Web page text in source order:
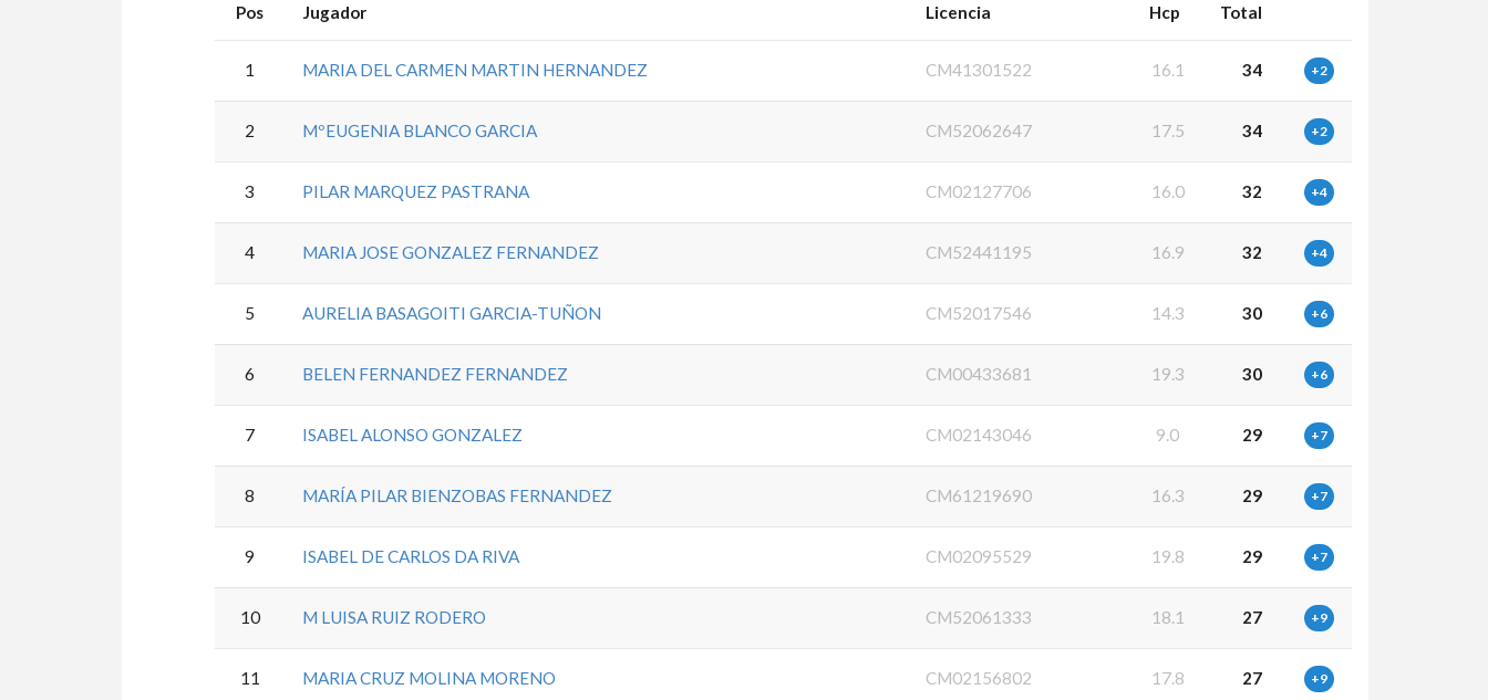
Pos Jugador Licencia Hcp Total
1 MARIA DEL CARMEN MARTIN HERNANDEZ CM41301522 16.1 34 +2
2 MºEUGENIA BLANCO GARCIA CM52062647 17.5 34 +2
3 PILAR MARQUEZ PASTRANA CM02127706 16.0 32 +4
4 MARIA JOSE GONZALEZ FERNANDEZ CM52441195 16.9 32 +4
5 AURELIA BASAGOITI GARCIA-TUÑON CM52017546 14.3 30 +6
6 BELEN FERNANDEZ FERNANDEZ CM00433681 19.3 30 +6
7 ISABEL ALONSO GONZALEZ CM02143046 9.0 29 +7
8 MARÍA PILAR BIENZOBAS FERNANDEZ CM61219690 16.3 29 +7
9 ISABEL DE CARLOS DA RIVA CM02095529 19.8 29 +7
10 M LUISA RUIZ RODERO CM52061333 18.1 27 +9
11 MARIA CRUZ MOLINA MORENO CM02156802 17.8 27 +9